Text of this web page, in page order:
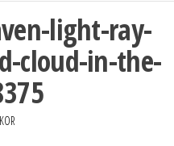
light-ray-
cloud-in-the-